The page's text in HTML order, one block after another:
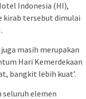
Indonesia (HI),
kirab tersebut dimulai
masih merupakan
Hari Kemerdekaan
bangkit lebih kuat’.
seluruh elemen